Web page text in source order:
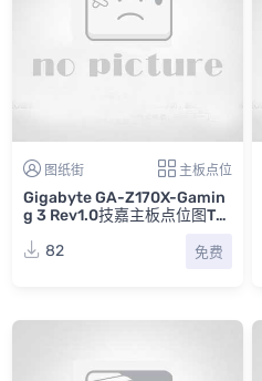
图纸街 主板点位
Gigabyte GA-Z170X-Gamin
g 3 Rev1.0技嘉主板点位图TV
82
免费